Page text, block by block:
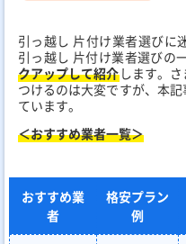
引っ越し 片付け業者選びに
引っ越し 片付け業者選びの
クアップして紹介します。
つけるのは大変ですが、本
ています。
＜おすすめ業者一覧＞
おすすめ業
者
格安プラン
例